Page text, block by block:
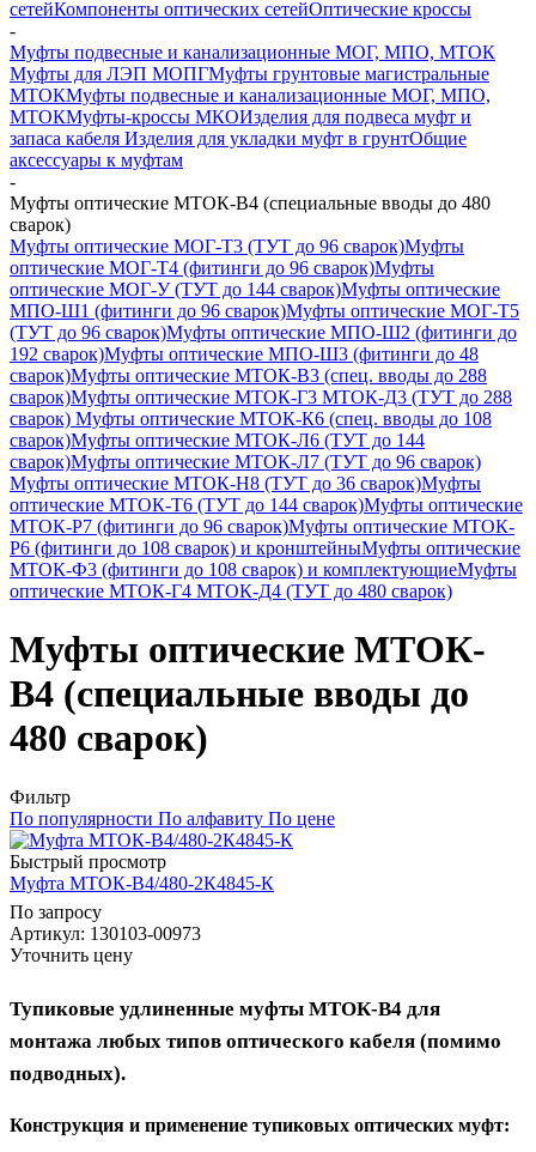
сетейКомпоненты оптических сетейОптические кроссы
-
Муфты подвесные и канализационные МОГ, МПО, МТОК
Муфты для ЛЭП МОПГМуфты грунтовые магистральные
МТОКМуфты подвесные и канализационные МОГ, МПО,
МТОКМуфты-кроссы МКОИзделия для подвеса муфт и
запаса кабеля Изделия для укладки муфт в грунтОбщие
аксессуары к муфтам
-
Муфты оптические МТОК-В4 (специальные вводы до 480
сварок)
Муфты оптические МОГ-Т3 (ТУТ до 96 сварок)Муфты
оптические МОГ-Т4 (фитинги до 96 сварок)Муфты
оптические МОГ-У (ТУТ до 144 сварок)Муфты оптические
МПО-Ш1 (фитинги до 96 сварок)Муфты оптические МОГ-Т5
(ТУТ до 96 сварок)Муфты оптические МПО-Ш2 (фитинги до
192 сварок)Муфты оптические МПО-Ш3 (фитинги до 48
сварок)Муфты оптические МТОК-В3 (спец. вводы до 288
сварок)Муфты оптические МТОК-Г3 МТОК-Д3 (ТУТ до 288
сварок) Муфты оптические МТОК-К6 (спец. вводы до 108
сварок)Муфты оптические МТОК-Л6 (ТУТ до 144
сварок)Муфты оптические МТОК-Л7 (ТУТ до 96 сварок)
Муфты оптические МТОК-Н8 (ТУТ до 36 сварок)Муфты
оптические МТОК-Т6 (ТУТ до 144 сварок)Муфты оптические
МТОК-Р7 (фитинги до 96 сварок)Муфты оптические МТОК-
Р6 (фитинги до 108 сварок) и кронштейныМуфты оптические
МТОК-Ф3 (фитинги до 108 сварок) и комплектующиеМуфты
оптические МТОК-Г4 МТОК-Д4 (ТУТ до 480 сварок)
Муфты оптические МТОК-
В4 (специальные вводы до
480 сварок)
Фильтр
По популярности По алфавиту По цене
Быстрый просмотр
Муфта МТОК-В4/480-2К4845-К
По запросу
Артикул: 130103-00973
Уточнить цену
Тупиковые удлиненные муфты МТОК-В4 для
монтажа любых типов оптического кабеля (помимо
подводных).
Конструкция и применение тупиковых оптических муфт: